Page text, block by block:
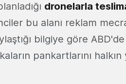
dronelarla
bu alanı reklam
bilgiye göre
pankartlarını